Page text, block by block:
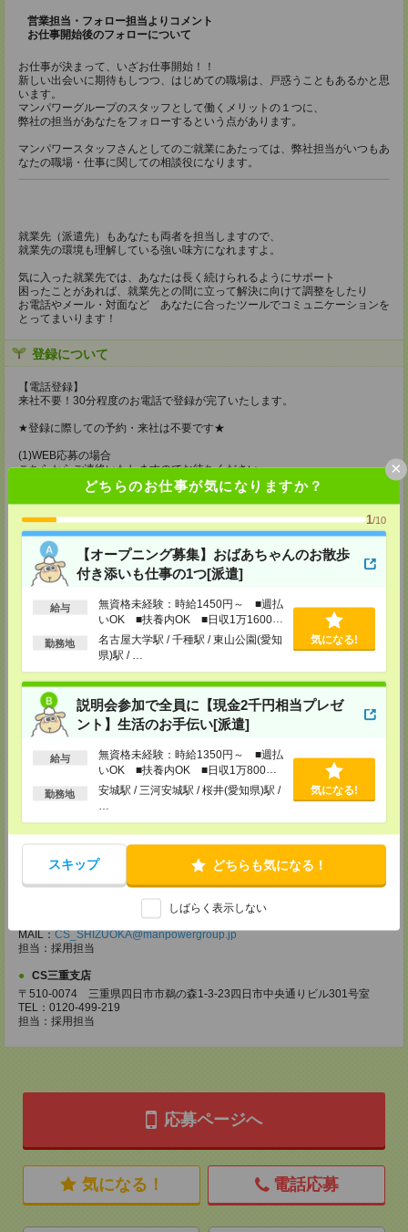
どちらのお仕事が気になりますか？
1/10
【オープニング募集】おばあちゃんのお散歩
付き添いも仕事の1つ[派遣]
給与
無資格未経験：時給1450円～ ■週払
いOK ■扶養内OK ■日収1万1600円
以上
勤務地
名古屋大学駅 / 千種駅 / 東山公園(愛知
県)駅 / …
気になる!
説明会参加で全員に【現金2千円相当プレゼ
ント】生活のお手伝い[派遣]
給与
無資格未経験：時給1350円～ ■週払
いOK ■扶養内OK ■日収1万800円
以上
勤務地
安城駅 / 三河安城駅 / 桜井(愛知県)駅 /
気になる!
スキップ どちらも気になる！
しばらく表示しない
×
営業担当・フォロー担当よりコメント
お仕事開始後のフォローについて
お仕事が決まって、いざお仕事開始！！
新しい出会いに期待もしつつ、はじめての職場は、戸惑うこともあるかと思
います。
マンパワーグループのスタッフとして働くメリットの１つに、
弊社の担当があなたをフォローするという点があります。
マンパワースタッフさんとしてのご就業にあたっては、弊社担当がいつもあ
なたの職場・仕事に関しての相談役になります。
就業先（派遣先）もあなたも両者を担当しますので、
就業先の環境も理解している強い味方になれますよ。
気に入った就業先では、あなたは長く続けられるようにサポート
困ったことがあれば、就業先との間に立って解決に向けて調整をしたり
お電話やメール・対面など あなたに合ったツールでコミュニケーションを
とってまいります！
登録について
【電話登録】
来社不要！30分程度のお電話で登録が完了いたします。
★登録に際しての予約・来社は不要です★
(1)WEB応募の場合
こちらからご連絡いたしますのでお待ちください。
ご応募頂いた後、案内メールをお送りしますので
内容をご確認ください。
(2)電話応募の場合
お時間のあるときにお電話にてご応募いただければ
その場で登録も可能です。
持ち物
【電話登録】
弊社HPよりマイページ作成をお願いします
電話での登録の際に、マイページ作成をいただいた旨をお伝えください。
【電話登録】30分程度
・経験やご希望などをインタビュー
・お仕事のご紹介など
CS名古屋支店
〒460-0008
名古屋市中区栄 2-3-1 名古屋広小路ビルヂング 5F
TEL：0120-503-713
MAIL：CS_NAGOYA@manpowergroup.jp
担当：採用担当
静岡市駿河区南町18-1 サウスポット静岡 14F
MAIL：CS_SHIZUOKA@manpowergroup.jp
担当：採用担当
CS三重支店
〒510-0074 三重県四日市市鵜の森1-3-23四日市中央通りビル301号室
TEL：0120-499-219
担当：採用担当
応募ページへ
気になる！ 電話応募